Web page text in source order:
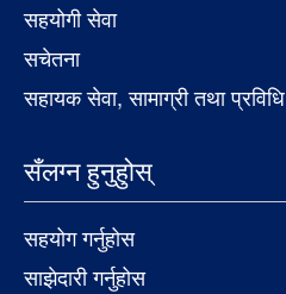
सहयोगी सेवा
सचेतना
सहायक सेवा, सामाग्री तथा प्रविधि
सँलग्न हुनुहुोस्
सहयोग गर्नुहोस
साझेदारी गर्नुहोस